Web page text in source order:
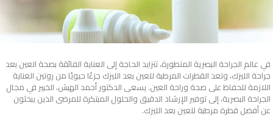
في عالم الجراحة البصرية المتطورة، تتزايد الحاجة إلى العناية الفائقة بصحة العين بعد
جراحة الليزك، وتعد القطرات المرطبة للعين بعد الليزك جزءًا حيويًا من روتين العناية
اللازمة للحفاظ على صحة وراحة العين. يسعى الدكتور أحمد الهبش، الخبير في مجال
الجراحة البصرية، إلى توفير الإرشاد الدقيق والحلول المبتكرة للمرضى الذين يبحثون
عن أفضل قطرة مرطبة للعين بعد الليزك.